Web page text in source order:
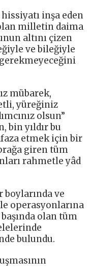
inşa eden
milletin daima
altını çizen
ve bileğiyle
mübarek,
yüreğiniz
olsun”
bin yıldır bu
etmek için bir
giren tüm
rahmetle yâd
boylarında ve
operasyonlarına
olan tüm
bulundu.